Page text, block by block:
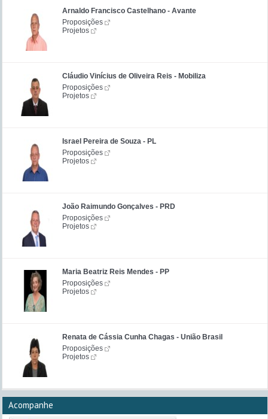
Arnaldo Francisco Castelhano - Avante
Proposições
Projetos
Cláudio Vinícius de Oliveira Reis - Mobiliza
Proposições
Projetos
Israel Pereira de Souza - PL
Proposições
Projetos
João Raimundo Gonçalves - PRD
Proposições
Projetos
Maria Beatriz Reis Mendes - PP
Proposições
Projetos
Renata de Cássia Cunha Chagas - União Brasil
Proposições
Projetos
Acompanhe